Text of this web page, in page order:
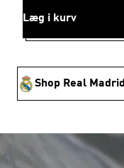
Læg i kurv
Shop Real Madrid